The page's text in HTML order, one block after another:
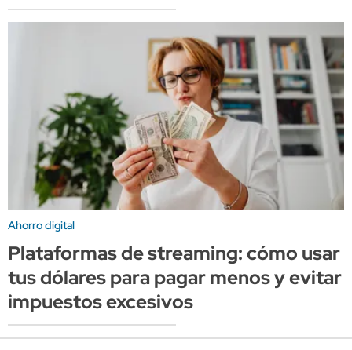
Ahorro digital
Plataformas de streaming: cómo usar
tus dólares para pagar menos y evitar
impuestos excesivos